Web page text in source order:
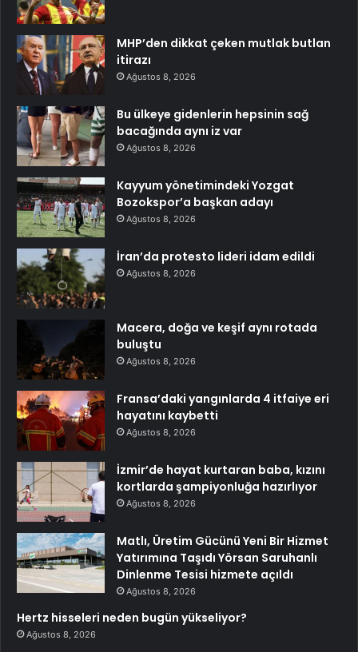
MHP’den dikkat çeken mutlak butlan
itirazı
Ağustos 8, 2026
Bu ülkeye gidenlerin hepsinin sağ
bacağında aynı iz var
Ağustos 8, 2026
Kayyum yönetimindeki Yozgat
Bozokspor’a başkan adayı
Ağustos 8, 2026
İran’da protesto lideri idam edildi
Ağustos 8, 2026
Macera, doğa ve keşif aynı rotada
buluştu
Ağustos 8, 2026
Fransa’daki yangınlarda 4 itfaiye eri
hayatını kaybetti
Ağustos 8, 2026
İzmir’de hayat kurtaran baba, kızını
kortlarda şampiyonluğa hazırlıyor
Ağustos 8, 2026
Matlı, Üretim Gücünü Yeni Bir Hizmet
Yatırımına Taşıdı Yörsan Saruhanlı
Dinlenme Tesisi hizmete açıldı
Ağustos 8, 2026
Hertz hisseleri neden bugün yükseliyor?
Ağustos 8, 2026